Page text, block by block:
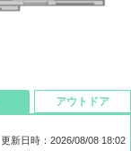
更新日時：2026/08/08 18:02
アウトドア